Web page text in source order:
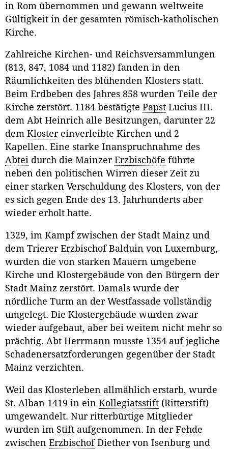
in Rom übernommen und gewann weltweite
Gültigkeit in der gesamten römisch-katholischen
Kirche.
Zahlreiche Kirchen- und Reichsversammlungen
(813, 847, 1084 und 1182) fanden in den
Räumlichkeiten des blühenden Klosters statt.
Beim Erdbeben des Jahres 858 wurden Teile der
Kirche zerstört. 1184 bestätigte Papst Lucius III.
dem Abt Heinrich alle Besitzungen, darunter 22
dem Klostereinverleibte Kirchen und 2
Kapellen. Eine starke Inanspruchnahme des
Abtei durch die Mainzer Erzbischöfe führte
neben den politischen Wirren dieser Zeit zu
einer starken Verschuldung des Klosters, von der
es sich gegen Ende des 13. Jahrhunderts aber
wieder erholt hatte.
1329, im Kampf zwischen der Stadt Mainz und
dem Trierer ErzbischofBalduin von Luxemburg,
wurden die von starken Mauern umgebene
Kirche und Klostergebäude von den Bürgern der
Stadt Mainz zerstört. Damals wurde der
nördliche Turm an der Westfassade vollständig
umgelegt. Die Klostergebäude wurden zwar
wieder aufgebaut, aber bei weitem nicht mehr so
prächtig. Abt Herrmann musste 1354 auf jegliche
Schadenersatzforderungen gegenüber der Stadt
Mainz verzichten.
Weil das Klosterleben allmählich erstarb, wurde
St. Alban 1419 in ein Kollegiatsstift (Ritterstift)
umgewandelt. Nur ritterbürtige Mitglieder
wurden im Stift aufgenommen. In der Fehde
zwischen ErzbischofDiether von Isenburg und